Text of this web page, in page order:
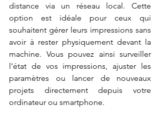
distance via un réseau local. Cette
option est idéale pour ceux qui
souhaitent gérer leurs impressions sans
avoir à rester physiquement devant la
machine. Vous pouvez ainsi surveiller
l'état de vos impressions, ajuster les
paramètres ou lancer de nouveaux
projets directement depuis votre
ordinateur ou smartphone.